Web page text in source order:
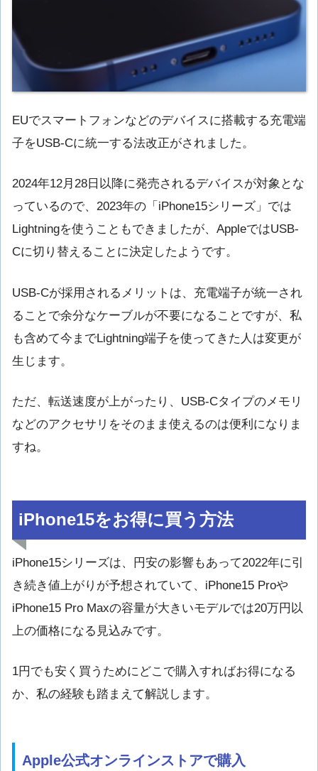
EUでスマートフォンなどのデバイスに搭載する充電端
子をUSB-Cに統一する法改正がされました。
2024年12月28日以降に発売されるデバイスが対象とな
っているので、2023年の「iPhone15シリーズ」では
Lightningを使うこともできましたが、AppleではUSB-
Cに切り替えることに決定したようです。
USB-Cが採用されるメリットは、充電端子が統一され
ることで余分なケーブルが不要になることですが、私
も含めて今までLightning端子を使ってきた人は変更が
生じます。
ただ、転送速度が上がったり、USB-Cタイプのメモリ
などのアクセサリをそのまま使えるのは便利になりま
すね。
iPhone15をお得に買う方法
iPhone15シリーズは、円安の影響もあって2022年に引
き続き値上がりが予想されていて、iPhone15 Proや
iPhone15 Pro Maxの容量が大きいモデルでは20万円以
上の価格になる見込みです。
1円でも安く買うためにどこで購入すればお得になる
か、私の経験も踏まえて解説します。
Apple公式オンラインストアで購入